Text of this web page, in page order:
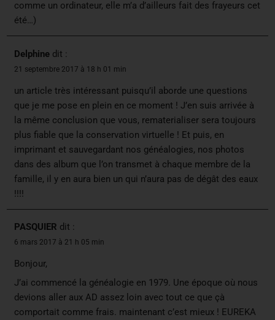
comme un ordinateur, elle m’a d’ailleurs fait des frayeurs cet
été…)
Delphine dit :
21 septembre 2017 à 18 h 01 min
un article très intéressant puisqu’il aborde une questions
que je me pose en plein en ce moment ! J’en suis arrivée à
la même conclusion que vous, rematerialiser sera toujours
plus fiable que la conservation virtuelle ! Et puis, en
imprimant et sauvegardant nos généalogies, nos photos
dans des album que l’on transmet à chaque membre de la
famille, il y en aura bien un qui n’aura pas de dégât des eaux
!!!!
PASQUIER dit :
6 mars 2017 à 21 h 05 min
Bonjour,
J’ai commencé la généalogie en 1979. Une époque où nous
devions aller aux AD assez loin avec tout ce que çà
comportait comme frais. maintenant c’est mieux ! EUREKA